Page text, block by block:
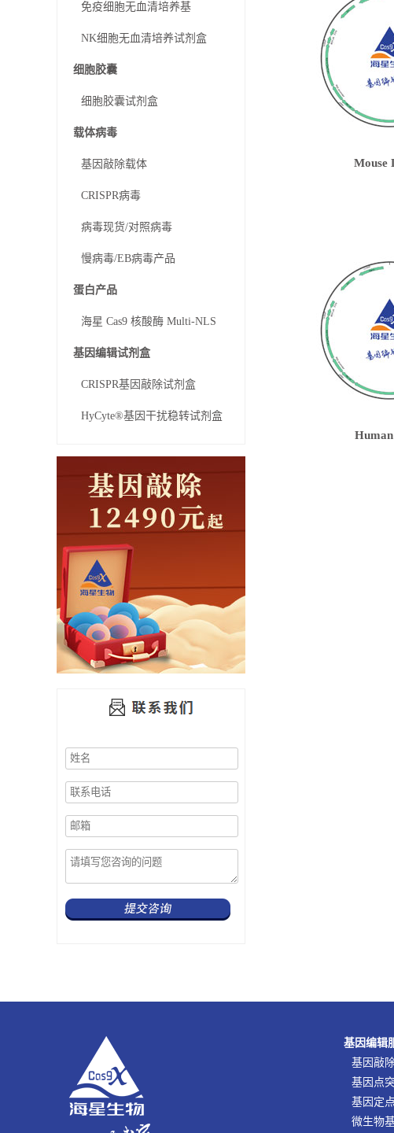
免疫细胞无血清培养基
NK细胞无血清培养试剂盒
细胞胶囊
细胞胶囊试剂盒
载体病毒
基因敲除载体
CRISPR病毒
病毒现货/对照病毒
慢病毒/EB病毒产品
蛋白产品
海星 Cas9 核酸酶 Multi-NLS
基因编辑试剂盒
CRISPR基因敲除试剂盒
HyCyte®基因干扰稳转试剂盒
Mouse
基因编辑
基因敲
基因点
基因定
微生物